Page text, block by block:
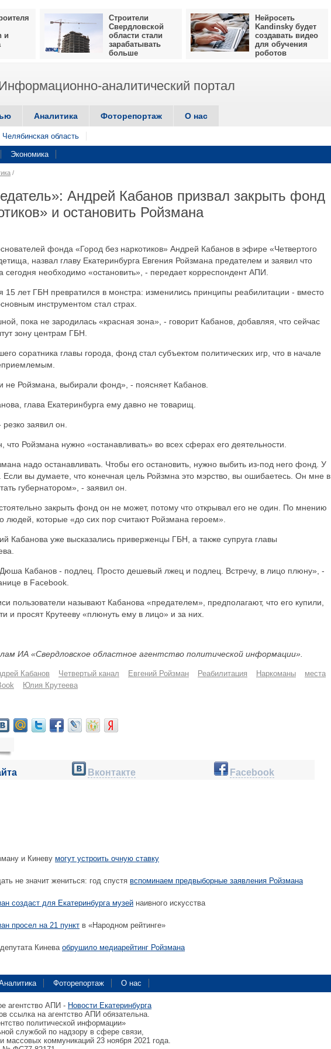
и
Строители
Свердловской
области стали
зарабатывать
больше
Нейросеть
Kandinsky будет
создавать видео
для обучения
роботов
аналитический портал
Аналитика Фоторепортаж О нас
Челябинская область
Экономика
/
Андрей Кабанов призвал закрыть фонд
и остановить Ройзмана
фонда «Город без наркотиков» Андрей Кабанов в эфире «Четвертого
назвал главу Екатеринбурга Евгения Ройзмана предателем и заявил что
сегодня необходимо «остановить», - передает корреспондент АПИ.
15 лет ГБН превратился в монстра: изменились принципы реабилитации - вместо
инструментом стал страх.
пока не зародилась «красная зона», - говорит Кабанов, добавляя, что сейчас
зону центрам ГБН.
соратника главы города, фонд стал субъектом политических игр, что в начале
не Ройзмана, выбирали фонд», - поясняет Кабанов.
глава Екатеринбурга ему давно не товарищ.
заявил он.
что Ройзмана нужно «останавливать» во всех сферах его деятельности.
надо останавливать. Чтобы его остановить, нужно выбить из-под него фонд. У
вы думаете, что конечная цель Ройзмна это мэрство, вы ошибаетесь. Он мне в
губернатором», - заявил он.
закрыть фонд он не может, потому что открывал его не один. По мнению
людей, которые «до сих пор считают Ройзмана героем».
Кабанова уже высказались приверженцы ГБН, а также супруга главы
Кабанов - подлец. Просто дешевый лжец и подлец. Встречу, в лицо плюну», -
в Facebook.
пользователи называют Кабанова «предателем», предполагают, что его купили,
и просят Крутееву «плюнуть ему в лицо» и за них.
ИА «Свердловское областное агентство политической информации».
Кабанов Четвертый канал Евгений Ройзман Реабилитация Наркоманы
места
Юлия Крутеева
Вконтакте Facebook
и Киневу могут устроить очную ставку
не значит жениться: год спустя вспоминаем предвыборные заявления Ройзмана
создаст для Екатеринбурга музей наивного искусства
просел на 21 пункт в «Народном рейтинге»
Киневаобрушило медиарейтинг Ройзмана
Фоторепортаж О нас
агентство АПИ - Новости Екатеринбурга
ссылка на агентство АПИ обязательна.
политической информации»
службой по надзору в сфере связи,
массовых коммуникаций 23 ноября 2021 года.